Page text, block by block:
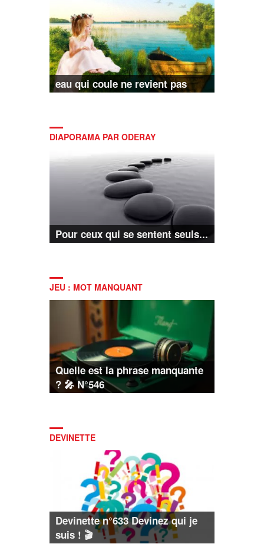
eau qui coule ne revient pas
DIAPORAMA PAR ODERAY
Pour ceux qui se sentent seuls...
JEU : MOT MANQUANT
Quelle est la phrase manquante
? 🎤 N°546
DEVINETTE
Devinette n°633 Devinez qui je
suis ! 🎬